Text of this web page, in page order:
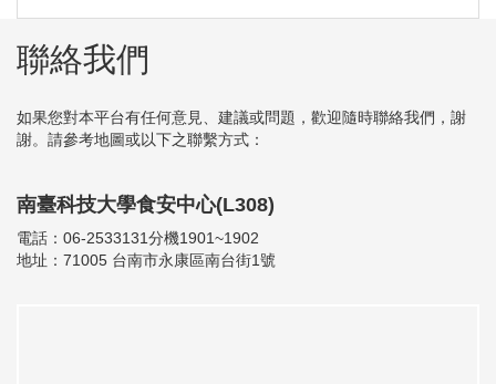
聯絡我們
如果您對本平台有任何意見、建議或問題，歡迎隨時聯絡我們，謝
謝。請參考地圖或以下之聯繫方式：
南臺科技大學食安中心(L308)
電話：06-2533131分機1901~1902
地址：71005 台南市永康區南台街1號